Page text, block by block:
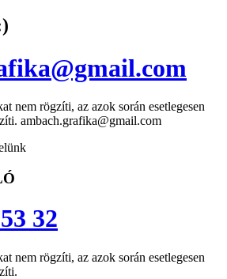
nem rögzíti, az azok során esetlegesen
ambach.grafika@gmail.com
32
nem rögzíti, az azok során esetlegesen